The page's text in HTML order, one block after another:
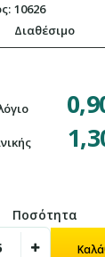
10626
Διαθέσιμο
Ποσότητα